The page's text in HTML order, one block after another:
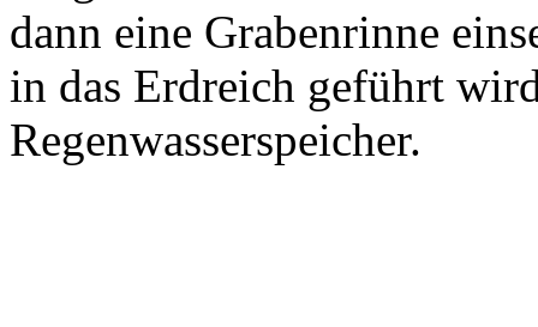
dann eine Grabenrinne
in das Erdreich geführt
Regenwasserspeicher.